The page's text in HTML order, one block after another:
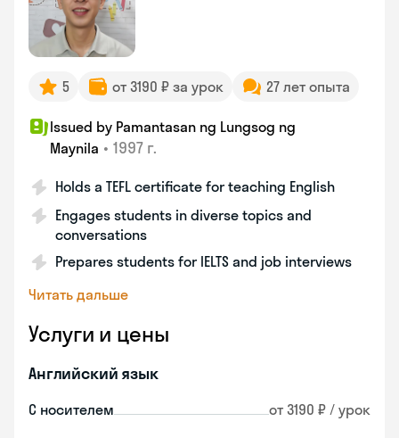
5 от 3190 ₽ за урок 27 лет опыта
Issued by Pamantasan ng Lungsog ng
Maynila • 1997 г.
Holds a TEFL certificate for teaching English
Engages students in diverse topics and
conversations
Prepares students for IELTS and job interviews
Читать дальше
Услуги и цены
Английский язык
С носителем от 3190 ₽ / урок